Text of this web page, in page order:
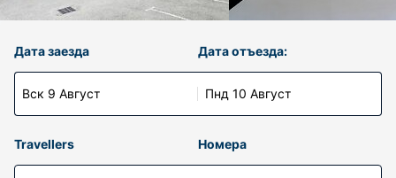
Дата заезда
Вск 9 Август
Дата отъезда:
Пнд 10 Август
Travellers Номера